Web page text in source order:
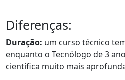
Diferenças:
Duração: um curso técnico
enquanto o Tecnólogo de 3
científica muito mais